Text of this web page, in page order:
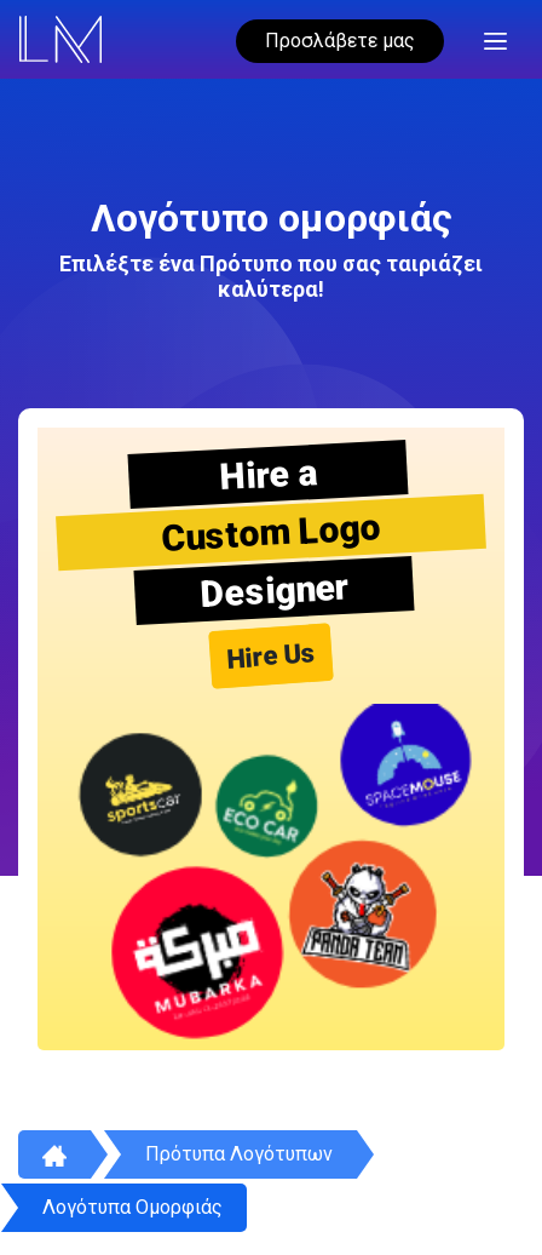
Προσλάβετε μας
Λογότυπο ομορφιάς
Επιλέξτε ένα Πρότυπο που σας ταιριάζει
καλύτερα!
Hire a
Custom Logo
Designer
Hire Us
Πρότυπα Λογότυπων
Λογότυπα Ομορφιάς